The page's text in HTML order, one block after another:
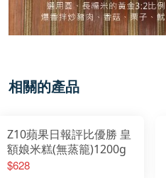
相關的產品
Z10蘋果日報評比優勝 皇
額娘米糕(無蒸籠)1200g
$628